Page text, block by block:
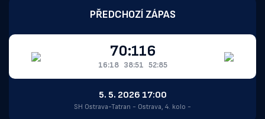
PŘEDCHOZÍ ZÁPAS
70:116
16:18 38:51 52:85
5. 5. 2026 17:00
SH Ostrava-Tatran - Ostrava, 4. kolo -